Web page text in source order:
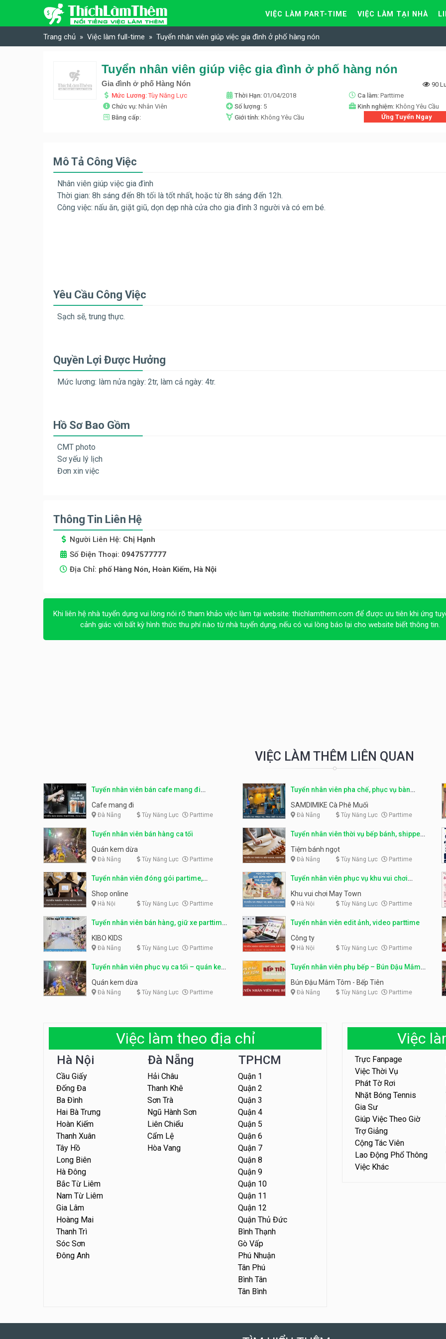
Skip to content
VIỆC LÀM PART-TIME VIỆC LÀM TẠI NHÀ
Trang chủ Việc làm full-time Tuyển nhân viên giúp việc gia đình ở phố hàng nón
Tuyển nhân viên giúp việc gia đình ở phố hàng nón
Gia đình ở phố Hàng Nón
90
Mức Lương:Tùy Năng Lực Thời Hạn: 01/04/2018 Ca làm: Parttime
Chức vụ: Nhân Viên Số lượng: 5 Kinh nghiệm: Không Yêu Cầu
Bằng cấp:
Giới tính: Không Yêu Cầu Ứng Tuyển Ngay
Mô Tả Công Việc
Nhân viên giúp việc gia đình
Thời gian: 8h sáng đến 8h tối là tốt nhất, hoặc từ 8h sáng đến 12h.
Công việc: nấu ăn, giặt giũ, dọn dẹp nhà cửa cho gia đình 3 người và có em bé.
Yêu Cầu Công Việc
Sạch sẽ, trung thực.
Quyền Lợi Được Hưởng
Mức lương: làm nửa ngày: 2tr, làm cả ngày: 4tr.
Hồ Sơ Bao Gồm
CMT photo
Sơ yếu lý lịch
Đơn xin việc
Thông Tin Liên Hệ
Người Liên Hệ: Chị Hạnh
Số Điện Thoại: 0947577777
Địa Chỉ: phố Hàng Nón, Hoàn Kiếm, Hà Nội
Khi liên hệ nhà tuyển dụng vui lòng nói rõ tham khảo việc làm tại website: thichlamthem.com để được ưu tiên khi ứng
cảnh giác với bất kỳ hình thức thu phí nào từ nhà tuyển dụng, nếu có vui lòng báo lại cho website biết thông tin.
VIỆC LÀM THÊM LIÊN QUAN
Tuyển nhân viên bán cafe mang đi
parttime, fulltime
Cafe mang đi
Đà Nẵng Tùy Năng Lực Parttime
Tuyển nhân viên pha chế, phục vụ bàn
parttime
SAMDIMIKE Cà Phê Muối
Đà Nẵng Tùy Năng Lực Parttime
Tuyển nhân viên bán hàng ca tối
Quán kem dừa
Đà Nẵng Tùy Năng Lực Parttime
Tuyển nhân viên thời vụ bếp bánh, shipper
parttime
Tiệm bánh ngọt
Đà Nẵng Tùy Năng Lực Parttime
Tuyển nhân viên đóng gói partime,
fulltime
Shop online
Hà Nội Tùy Năng Lực Parttime
Tuyển nhân viên phục vụ khu vui chơi
parttime linh động
Khu vui chơi May Town
Hà Nội Tùy Năng Lực Parttime
Tuyển nhân viên bán hàng, giữ xe parttime
– Kibo Kid
KIBO KIDS
Đà Nẵng Tùy Năng Lực Parttime
Tuyển nhân viên edit ảnh, video parttime
Công ty
Hà Nội Tùy Năng Lực Parttime
Tuyển nhân viên phục vụ ca tối – quán kem
dừa
Quán kem dừa
Đà Nẵng Tùy Năng Lực Parttime
Tuyển nhân viên phụ bếp – Bún Đậu Mắm
Tôm – Bếp Tiên
Bún Đậu Mắm Tôm - Bếp Tiên
Đà Nẵng Tùy Năng Lực Parttime
Việc làm theo địa chỉ
Hà Nội
Cầu Giấy
Đống Đa
Ba Đình
Hai Bà Trưng
Hoàn Kiếm
Thanh Xuân
Tây Hồ
Long Biên
Hà Đông
Bắc Từ Liêm
Nam Từ Liêm
Gia Lâm
Hoàng Mai
Thanh Trì
Sóc Sơn
Đông Anh
Đà Nẵng
Hải Châu
Thanh Khê
Sơn Trà
Ngũ Hành Sơn
Liên Chiểu
Cẩm Lệ
Hòa Vang
TPHCM
Quận 1
Quận 2
Quận 3
Quận 4
Quận 5
Quận 6
Quận 7
Quận 8
Quận 9
Quận 10
Quận 11
Quận 12
Quận Thủ Đức
Bình Thạnh
Gò Vấp
Phú Nhuận
Tân Phú
Bình Tân
Tân Bình
Việc
Trực Fanpage
Việc Thời Vụ
Phát Tờ Rơi
Nhặt Bóng Tennis
Gia Sư
Giúp Việc Theo Giờ
Trợ Giảng
Cộng Tác Viên
Lao Động Phổ Thông
Việc Khác